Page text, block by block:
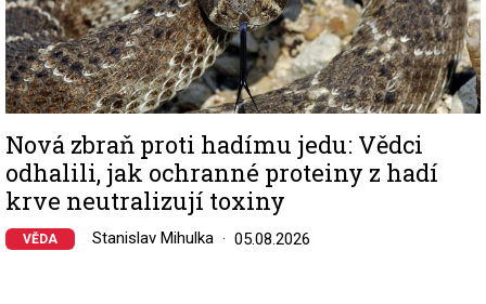
Nová zbraň proti hadímu jedu: Vědci
odhalili, jak ochranné proteiny z hadí
krve neutralizují toxiny
VĚDA Stanislav Mihulka 05.08.2026